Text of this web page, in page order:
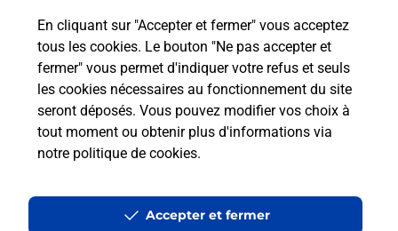
En cliquant sur "Accepter et fermer" vous acceptez
tous les cookies. Le bouton "Ne pas accepter et
fermer" vous permet d'indiquer votre refus et seuls
les cookies nécessaires au fonctionnement du site
seront déposés. Vous pouvez modifier vos choix à
tout moment ou obtenir plus d'informations via
notre politique de cookies.
Accepter et fermer
Localiser Liste Boîtes aux lettres Eure Boisney
Accessibilité : partiellement conforme